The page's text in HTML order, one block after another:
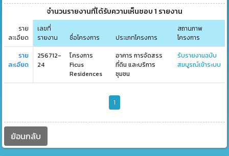
จำนวนรายงานที่ได้รับความเห็นชอบ 1 รายงาน
ราย
ละเอียด
เลขที่
รายงาน
ชื่อโครงการ ประเภทโครงการ
สถานภาพ
โครงการ
ราย
ละเอียด
256712-
24
โครงการ
Ficus
Residences
อาคาร การจัดสรร
ที่ดิน และบริการ
ชุมชน
รับรายงานฉบับ
สมบูรณ์เข้าระบบ
1
ย้อนกลับ